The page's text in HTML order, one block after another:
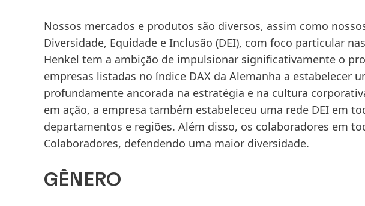
Nossos mercados e produtos são diversos, assim como
Diversidade, Equidade e Inclusão (DEI), com foco particular
Henkel tem a ambição de impulsionar significativamente o
empresas listadas no índice DAX da Alemanha a estabelecer
profundamente ancorada na estratégia e na cultura
em ação, a empresa também estabeleceu uma rede DEI em
departamentos e regiões. Além disso, os colaboradores em
Colaboradores, defendendo uma maior diversidade.
GÊNERO